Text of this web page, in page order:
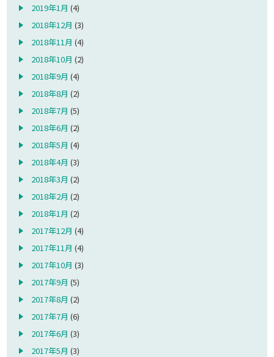
2019年1月 (4)
2018年12月 (3)
2018年11月 (4)
2018年10月 (2)
2018年9月 (4)
2018年8月 (2)
2018年7月 (5)
2018年6月 (2)
2018年5月 (4)
2018年4月 (3)
2018年3月 (2)
2018年2月 (2)
2018年1月 (2)
2017年12月 (4)
2017年11月 (4)
2017年10月 (3)
2017年9月 (5)
2017年8月 (2)
2017年7月 (6)
2017年6月 (3)
2017年5月 (3)